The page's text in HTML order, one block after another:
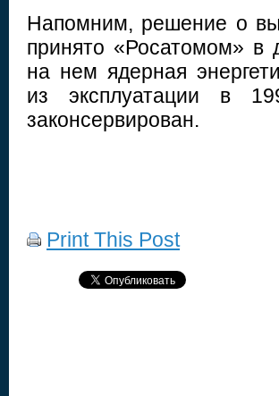
Напомним, решение о
принято «Росатомом» в
на нем ядерная
из эксплуатации в
законсервирован.
Print This Post